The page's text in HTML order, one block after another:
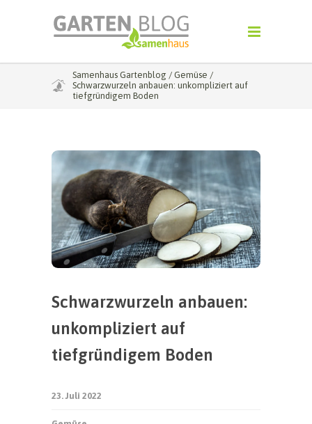
Samenhaus Gartenblog / Gemüse /
Schwarzwurzeln anbauen: unkompliziert auf
tiefgründigem Boden
Schwarzwurzeln anbauen:
unkompliziert auf
tiefgründigem Boden
23. Juli 2022